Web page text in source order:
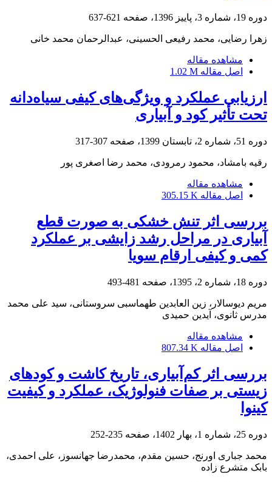
دوره 19، شماره 3، پاییز 1396، صفحه 621-637
زهرا رضایی، محمد رفیعی الحسینی، عبدالرحمان محمد خانی
مشاهده مقاله
اصل مقاله 1.02 M
ارزیابی عملکرد و ویژگی‌های کیفی سیاه‌دانه
تحت تأثیر کود و آبیاری
دوره 51، شماره 2، تابستان 1399، صفحه 307-317
رقیه بامشاد، محمود رمرودی، محمد رضا اصغری پور
مشاهده مقاله
اصل مقاله 305.15 K
بررسی اثر تنش خشکی به صورت قطع
آبیاری در مراحل رشد زایشی بر عملکرد
کمی و کیفی ارقام سویا
دوره 18، شماره 2، 1395، صفحه 481-493
مریم دیوسالار، زین العابدین طهماسبی سروستانی، سید علی محمد
مدرس ثانوی، آیدین حمیدی
مشاهده مقاله
اصل مقاله 807.34 K
بررسی اثر کم‌آبیاری، تاریخ کاشت و کودهای
زیستی بر صفات فنولوژیک، عملکرد و کیفیت
کینوا
دوره 25، شماره 1، بهار 1402، صفحه 235-252
محمد جباری اورنج، حسین مقدم، محمدرضا جهانسوز، علی احمدی،
بابک متشرع زاده